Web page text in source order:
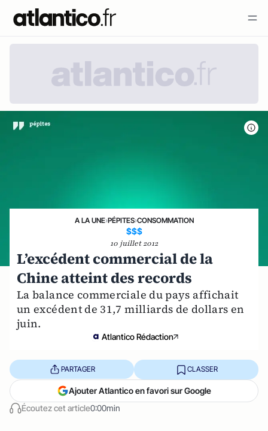
A LA UNE›PÉPITES›CONSOMMATION
$$$
10 juillet 2012
L’excédent commercial de la
Chine atteint des records
La balance commerciale du pays affichait
un excédent de 31,7 milliards de dollars en
juin.
Atlantico Rédaction
Écoutez cet article0:00min
PARTAGER CLASSER
Ajouter Atlantico en favori sur Google